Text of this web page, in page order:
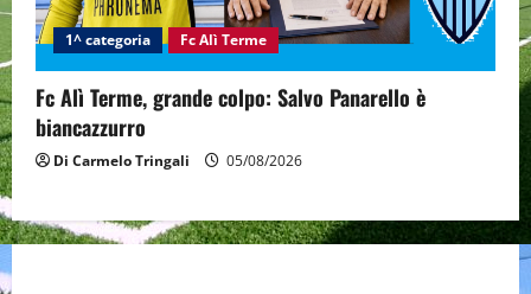
1^ categoria Fc Alì Terme
Fc Alì Terme, grande colpo: Salvo Panarello è
biancazzurro
Di Carmelo Tringali 05/08/2026